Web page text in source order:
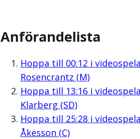
Anförandelista
Hoppa till 00:12 i
Rosencrantz (M)
Hoppa till 13:16i
Klarberg (SD)
Hoppa till 25:28i
Åkesson (C)